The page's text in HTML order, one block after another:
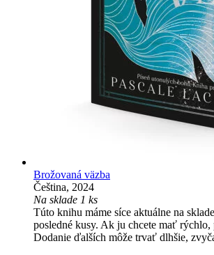
Brožovaná väzba
Čeština, 2024
Na sklade 1 ks
Túto knihu máme síce aktuálne na
posledné kusy. Ak ju chcete mať rýchlo,
Dodanie ďalších môže trvať dlhšie,